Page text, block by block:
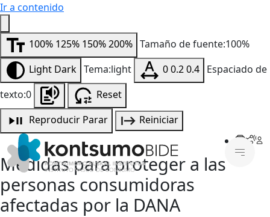
Ir a contenido
100% 125% 150%200% Tamaño de fuente:100%
Light Dark Tema:light 00.20.4 Espaciado de
texto:0
Reset
Reproducir Parar Reiniciar
Medidas para proteger a las
personas consumidoras
afectadas por la DANA